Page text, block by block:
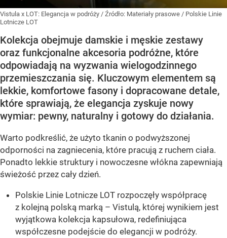
Vistula x LOT: Elegancja w podróży / Źródło: Materiały prasowe / Polskie Linie
Lotnicze LOT
Kolekcja obejmuje damskie i męskie zestawy
oraz funkcjonalne akcesoria podróżne, które
odpowiadają na wyzwania wielogodzinnego
przemieszczania się. Kluczowym elementem są
lekkie, komfortowe fasony i dopracowane detale,
które sprawiają, że elegancja zyskuje nowy
wymiar: pewny, naturalny i gotowy do działania.
Warto podkreślić, że użyto tkanin o podwyższonej
odporności na zagniecenia, które pracują z ruchem ciała.
Ponadto lekkie struktury i nowoczesne włókna zapewniają
świeżość przez cały dzień.
Polskie Linie Lotnicze LOT rozpoczęły współpracę
z kolejną polską marką – Vistulą, której wynikiem jest
wyjątkowa kolekcja kapsułowa, redefiniująca
współczesne podejście do elegancji w podróży.